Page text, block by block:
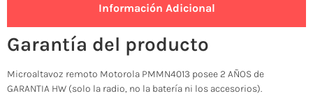
Información Adicional
Garantía del producto
Microaltavoz remoto Motorola PMMN4013 posee 2 AÑOS de
GARANTIA HW (solo la radio, no la batería ni los accesorios).